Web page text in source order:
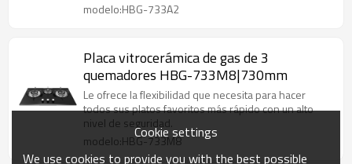
modelo:HBG-733A2
Placa vitrocerámica de gas de 3
quemadores HBG-733M8|730mm
Le ofrece la flexibilidad que necesita para hacer
todos sus platos favoritos más rápido con un alto
nivel de seguridad.
modelo:HBG-733M8
Cookie settings
We use cookies to provide you with the best possible